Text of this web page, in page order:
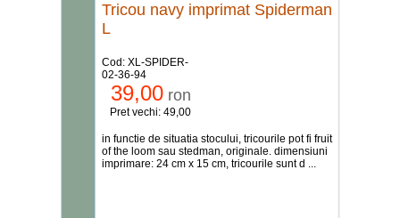
Tricou navy imprimat Spiderman
L
Cod: XL-SPIDER-
02-36-94
39,00 ron
Pret vechi: 49,00
in functie de situatia stocului, tricourile pot fi fruit
of the loom sau stedman, originale. dimensiuni
imprimare: 24 cm x 15 cm, tricourile sunt d ...